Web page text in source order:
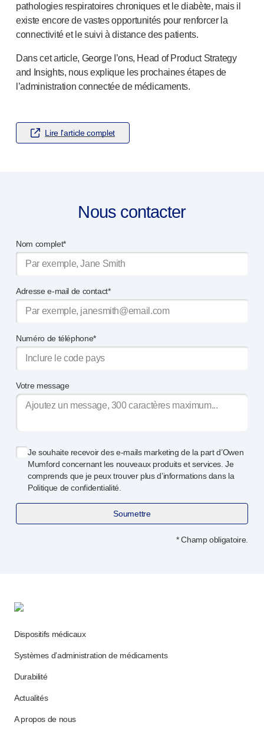
Autoinjecteur réutilisable EcoSafe®companion
NOTRE EXPERTISE
Capacités de fabrication
Gestion des opérations
Gestion de la chaîne d’approvisionnement
Capacités de recherche et développement
Conception axée sur le patient
Services de conception de dispositifs
UN Global Compact Sponsorship
Développement de Witney
Actualités
Articles
Presse
Événements
Contactez-nous
Notre histoire
pathologies respiratoires chroniques et le diabète, mais il
existe encore de vastes opportunités pour renforcer la
connectivité et le suivi à distance des patients.
Dans cet article, George I’ons, Head of Product Strategy
and Insights, nous explique les prochaines étapes de
l’administration connectée de médicaments.
Lire l'article complet
Nous contacter
Nom complet*
Adresse e-mail de contact*
Numéro de téléphone*
Votre message
Je souhaite recevoir dese-mailsmarketing de la part d’Owen
Mumford concernant les nouveaux produits et services. Je
comprends que je peux trouver plus d’informations dans la
Politique de confidentialité.
Soumettre
* Champ obligatoire.
Dispositifs médicaux
Systèmes d’administration de médicaments
Durabilité
Actualités
A propos de nous